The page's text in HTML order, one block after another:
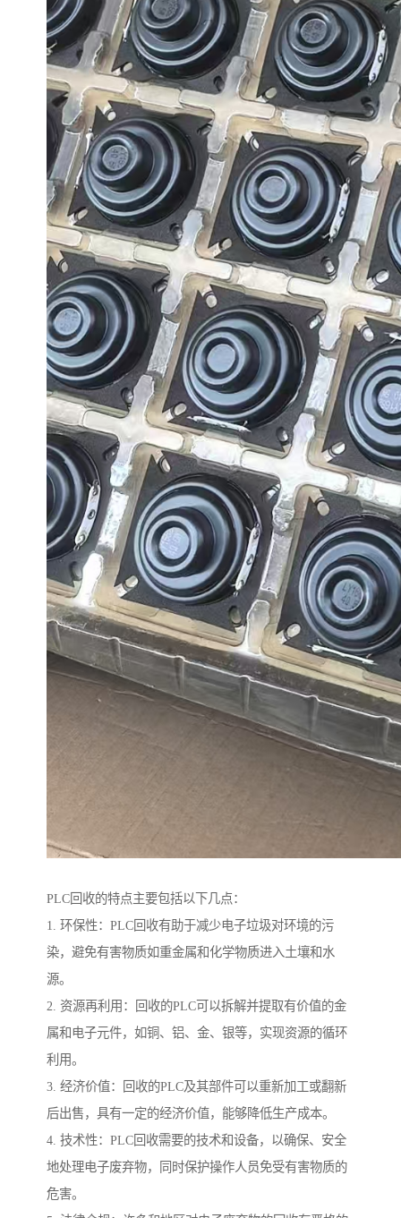
PLC回收的特点主要包括以下几点：
1. 环保性：PLC回收有助于减少电子垃圾对环境的污
染，避免有害物质如重金属和化学物质进入土壤和水
源。
2. 资源再利用：回收的PLC可以拆解并提取有价值的金
属和电子元件，如铜、铝、金、银等，实现资源的循环
利用。
3. 经济价值：回收的PLC及其部件可以重新加工或翻新
后出售，具有一定的经济价值，能够降低生产成本。
4. 技术性：PLC回收需要的技术和设备，以确保、安全
地处理电子废弃物，同时保护操作人员免受有害物质的
危害。